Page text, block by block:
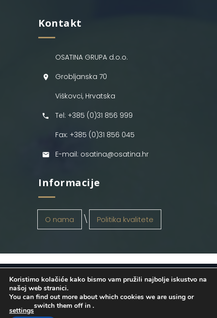
Kontakt
OSATINA GRUPA d.o.o.
Grobljanska 70
Viškovci, Hrvatska
Tel: +385 (0)31 856 999
Fax: +385 (0)31 856 045
E-mail: osatina@osatina.hr
Informacije
O nama Politika kvalitete
OSATINA GRUPA d.o.o. 2026
. Configured
byINFOS Osijek. Sva prava pridržana.
Koristimo kolačiće kako bismo vam pružili najbolje iskustvo na
našoj web stranici.
You can find out more about which cookies we are using or
switch them off in
settings
.